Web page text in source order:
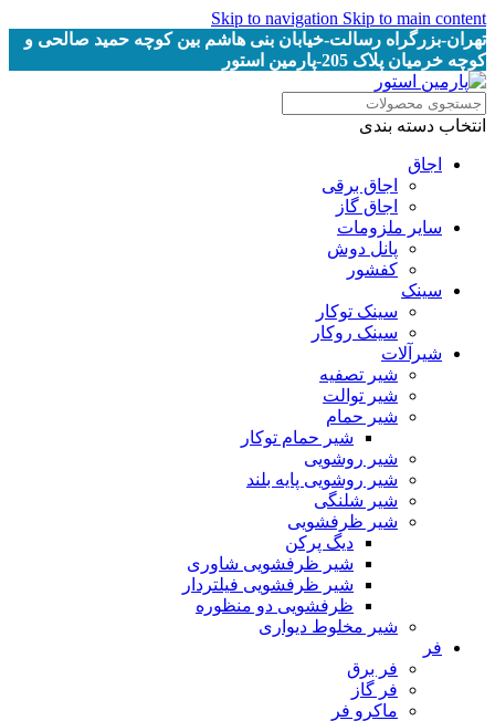
Skip to navigation Skip to main content
تهران-بزرگراه رسالت-خیابان بنی هاشم بین کوچه حمید صالحی و
کوچه خرمیان پلاک 205-پارمین استور
انتخاب دسته بندی
اجاق
اجاق برقى
اجاق گاز
سایر ملزومات
پانل دوش
کفشور
سینک
سینک توکار
سینک روکار
شیرآلات
شیر تصفیه
شیر توالت
شیر حمام
شیر حمام توکار
شیر روشویی
شیر روشویی پایه بلند
شیر شلنگی
شیر ظرفشویی
دیگ پرکن
شیر ظرفشویی شاوری
شیر ظرفشویی فیلتردار
ظرفشویی دو منظوره
شیر مخلوط دیواری
فر
فر برق
فر گاز
ماكرو فر